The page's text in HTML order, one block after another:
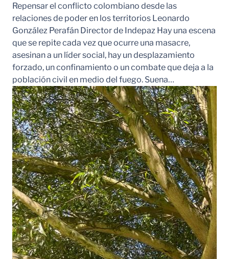
Repensar el conflicto colombiano desde las
relaciones de poder en los territorios Leonardo
González Perafán Director de Indepaz Hay una escena
que se repite cada vez que ocurre una masacre,
asesinan a un líder social, hay un desplazamiento
forzado, un confinamiento o un combate que deja a la
población civil en medio del fuego. Suena…